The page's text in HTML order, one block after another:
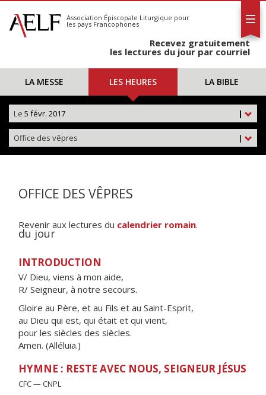
S'abonner
Calendrier
Association Épiscopale Liturgique pour
les pays Francophones
Recevez gratuitement
les lectures du jour par courriel
LA MESSE LES HEURES LA BIBLE
|
Le 5 févr. 2017
|
Office des vêpres
OFFICE DES VÊPRES
Revenir aux lectures du calendrier romain.
du jour
INTRODUCTION
V/ Dieu, viens à mon aide,
R/ Seigneur, à notre secours.
Gloire au Père, et au Fils et au Saint-Esprit,
au Dieu qui est, qui était et qui vient,
pour les siècles des siècles.
Amen. (Alléluia.)
HYMNE : RESTE AVEC NOUS, SEIGNEUR JÉSUS
CFC — CNPL